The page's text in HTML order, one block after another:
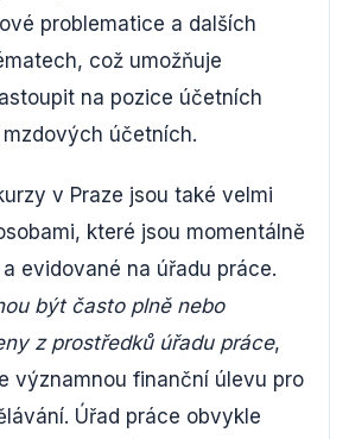
problematice a dalších
což umožňuje
na pozice účetních
účetních.
v Praze jsou také velmi
které jsou momentálně
evidované na úřadu práce.
být často plně nebo
z prostředků úřadu práce,
významnou finanční úlevu pro
Úřad práce obvykle